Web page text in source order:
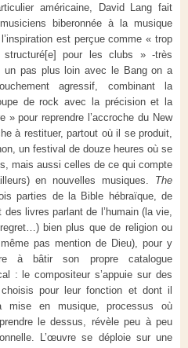
américaine, David Lang fait
biberonnée à la musique
est perçue comme « trop
pour les clubs » -très
un pas plus loin avec le Bang on a
agressif, combinant la
de rock avec la précision et la
» pour reprendre l’accroche du New
à restituer, partout où il se produit,
un festival de douze heures où se
mais aussi celles de ce qui compte
en nouvelles musiques. The
parties de la Bible hébraïque, de
livres parlant de l’humain (la vie,
bien plus que de religion ou
pas mention de Dieu), pour y
à bâtir son propre catalogue
: le compositeur s’appuie sur des
pour leur fonction et dont il
en musique, processus où
le dessus, révèle peu à peu
L’œuvre se déploie sur une